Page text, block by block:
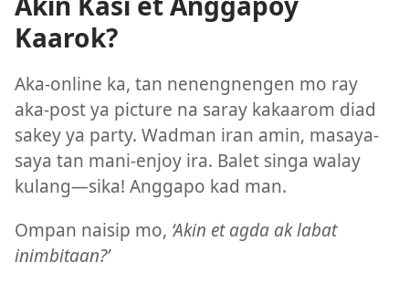
Kaarok?
Aka-online ka, tan nenengnengen mo ray
aka-post ya picture na saray kakaarom diad
sakey ya party. Wadman iran amin, masaya-
saya tan mani-enjoy ira. Balet singa walay
kulang​—sika! Anggapo kad man.
Ompan naisip mo, ‘Akin et agda ak labat
inimbitaan?’